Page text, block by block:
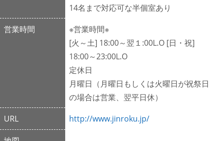
14名まで対応可な半個室あり
営業時間
※営業時間※
[火～土] 18:00～翌１:00L.O [日・祝]
18:00～23:00L.O
定休日
月曜日（月曜日もしくは火曜日が祝祭日
の場合は営業、翌平日休）
URL
http://www.jinroku.jp/